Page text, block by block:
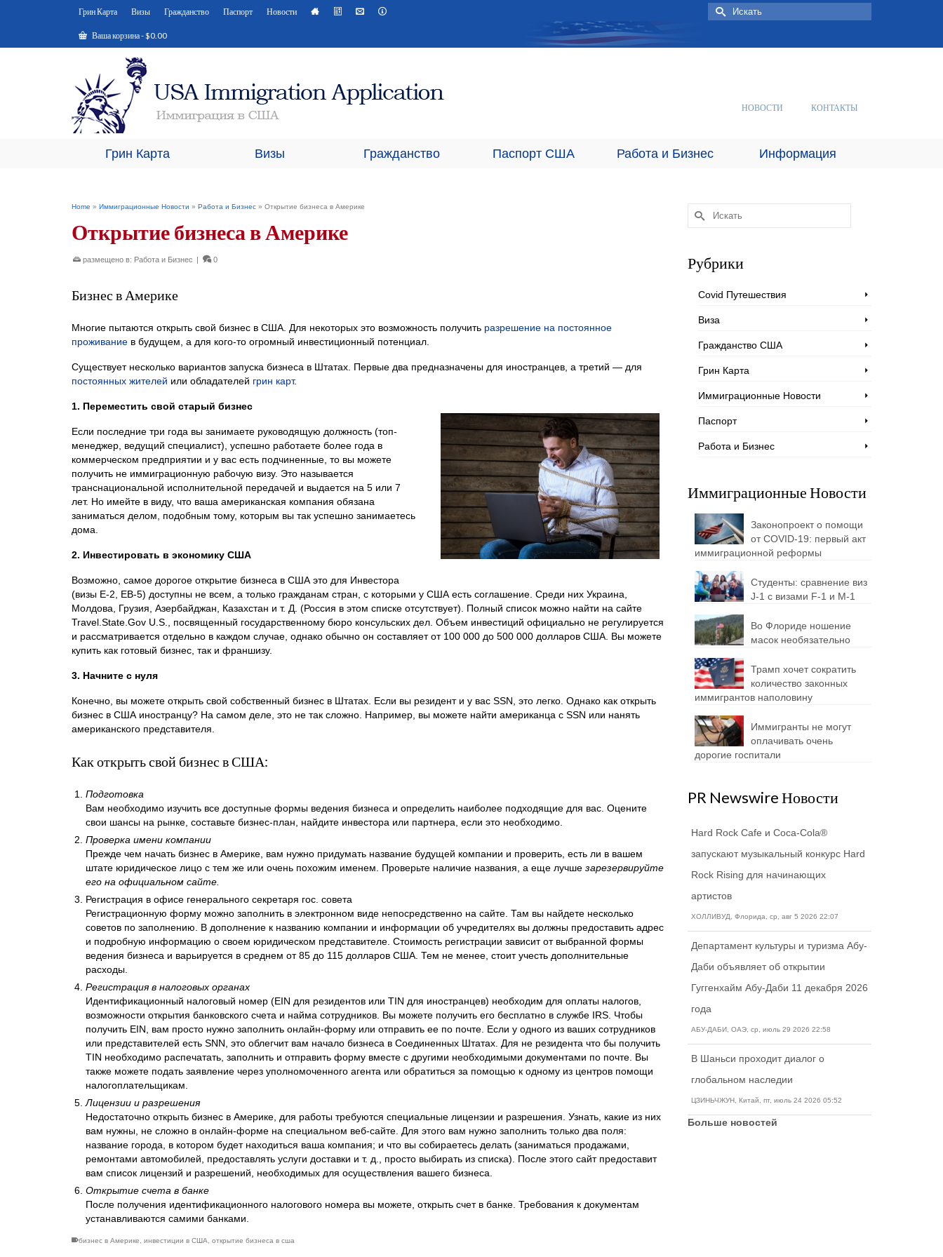
Грин Карта Визы Гражданство Паспорт Новости
Ваша корзина-$0.00
Искать:
НОВОСТИ КОНТАКТЫ
Грин Карта Визы Гражданство Паспорт США Работа и Бизнес Информация
Home » Иммиграционные Новости » Работа и Бизнес » Открытие бизнеса в Америке
Открытие бизнеса в Америке
размещено в: Работа и Бизнес | 0
Бизнес в Америке
Многие пытаются открыть свой бизнес в США. Для некоторых это возможность получить разрешение на постоянное
проживание в будущем, а для кого-то огромный инвестиционный потенциал.
Существует несколько вариантов запуска бизнеса в Штатах. Первые два предназначены для иностранцев, а третий — для
постоянных жителей или обладателей грин карт.
1. Переместить свой старый бизнес
Если последние три года вы занимаете руководящую должность (топ-
менеджер, ведущий специалист), успешно работаете более года в
коммерческом предприятии и у вас есть подчиненные, то вы можете
получить не иммиграционную рабочую визу. Это называется
транснациональной исполнительной передачей и выдается на 5 или 7
лет. Но имейте в виду, что ваша американская компания обязана
заниматься делом, подобным тому, которым вы так успешно занимаетесь
дома.
2. Инвестировать в экономику США
Возможно, самое дорогое открытие бизнеса в США это для Инвестора
(визы E-2, EB-5) доступны не всем, а только гражданам стран, с которыми у США есть соглашение. Среди них Украина,
Молдова, Грузия, Азербайджан, Казахстан и т. Д. (Россия в этом списке отсутствует). Полный список можно найти на сайте
Travel.State.Gov U.S., посвященный государственному бюро консульских дел. Объем инвестиций официально не регулируется
и рассматривается отдельно в каждом случае, однако обычно он составляет от 100 000 до 500 000 долларов США. Вы можете
купить как готовый бизнес, так и франшизу.
3. Начните с нуля
Конечно, вы можете открыть свой собственный бизнес в Штатах. Если вы резидент и у вас SSN, это легко. Однако как открыть
бизнес в США иностранцу? На самом деле, это не так сложно. Например, вы можете найти американца с SSN или нанять
американского представителя.
Как открыть свой бизнес в США:
Подготовка
Вам необходимо изучить все доступные формы ведения бизнеса и определить наиболее подходящие для вас. Оцените
свои шансы на рынке, составьте бизнес-план, найдите инвестора или партнера, если это необходимо.
Проверка имени компании
Прежде чем начать бизнес в Америке, вам нужно придумать название будущей компании и проверить, есть ли в вашем
штате юридическое лицо с тем же или очень похожим именем. Проверьте наличие названия, а еще лучше зарезервируйте
его на официальном сайте.
Регистрация в офисе генерального секретаря гос. совета
Регистрационную форму можно заполнить в электронном виде непосредственно на сайте. Там вы найдете несколько
советов по заполнению. В дополнение к названию компании и информации об учредителях вы должны предоставить адрес
и подробную информацию о своем юридическом представителе. Стоимость регистрации зависит от выбранной формы
ведения бизнеса и варьируется в среднем от 85 до 115 долларов США. Тем не менее, стоит учесть дополнительные
расходы.
Регистрация в налоговых органах
Идентификационный налоговый номер (EIN для резидентов или TIN для иностранцев) необходим для оплаты налогов,
возможности открытия банковского счета и найма сотрудников. Вы можете получить его бесплатно в службе IRS. Чтобы
получить EIN, вам просто нужно заполнить онлайн-форму или отправить ее по почте. Если у одного из ваших сотрудников
или представителей есть SNN, это облегчит вам начало бизнеса в Соединенных Штатах. Для не резидента что бы получить
TIN необходимо распечатать, заполнить и отправить форму вместе с другими необходимыми документами по почте. Вы
также можете подать заявление через уполномоченного агента или обратиться за помощью к одному из центров помощи
налогоплательщикам.
Лицензии и разрешения
Недостаточно открыть бизнес в Америке, для работы требуются специальные лицензии и разрешения. Узнать, какие из них
вам нужны, не сложно в онлайн-форме на специальном веб-сайте. Для этого вам нужно заполнить только два поля:
название города, в котором будет находиться ваша компания; и что вы собираетесь делать (заниматься продажами,
ремонтами автомобилей, предоставлять услуги доставки и т. д., просто выбирать из списка). После этого сайт предоставит
вам список лицензий и разрешений, необходимых для осуществления вашего бизнеса.
Открытие счета в банке
После получения идентификационного налогового номера вы можете, открыть счет в банке. Требования к документам
устанавливаются самими банками.
бизнес в Америке инвестиции в США открытие бизнеса в сша
Искать:
Рубрики
Covid Путешествия
Виза
Гражданство США
Грин Карта
Иммиграционные Новости
Паспорт
Работа и Бизнес
Иммиграционные Новости
Законопроект о помощи
от COVID-19: первый акт
иммиграционной реформы
Студенты: сравнение виз
J-1 с визами F-1 и M-1
Во Флориде ношение
масок необязательно
Трамп хочет сократить
количество законных
иммигрантов наполовину
Иммигранты не могут
оплачивать очень
дорогие госпитали
PR Newswire Новости
Hard Rock Cafe и Coca-Cola®
запускают музыкальный конкурс Hard
Rock Rising для начинающих
артистов
ХОЛЛИВУД, Флорида, ср, авг 5 2026 22:07
Департамент культуры и туризма Абу-
Даби объявляет об открытии
Гуггенхайм Абу-Даби 11 декабря 2026
года
АБУ-ДАБИ, ОАЭ, ср, июль 29 2026 22:58
В Шаньси проходит диалог о
глобальном наследии
ЦЗИНЬЧЖУН, Китай, пт, июль 24 2026 05:52
Больше новостей